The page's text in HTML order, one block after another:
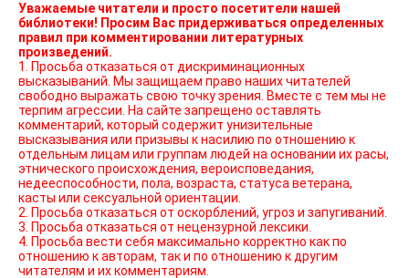
Уважаемые читатели и просто посетители нашей
библиотеки! Просим Вас придерживаться определенных
правил при комментировании литературных
произведений.
1. Просьба отказаться от дискриминационных
высказываний. Мы защищаем право наших читателей
свободно выражать свою точку зрения. Вместе с тем мы не
терпим агрессии. На сайте запрещено оставлять
комментарий, который содержит унизительные
высказывания или призывы к насилию по отношению к
отдельным лицам или группам людей на основании их расы,
этнического происхождения, вероисповедания,
недееспособности, пола, возраста, статуса ветерана,
касты или сексуальной ориентации.
2. Просьба отказаться от оскорблений, угроз и запугиваний.
3. Просьба отказаться от нецензурной лексики.
4. Просьба вести себя максимально корректно как по
отношению к авторам, так и по отношению к другим
читателям и их комментариям.